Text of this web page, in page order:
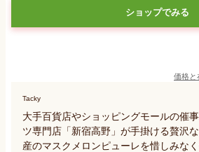
ショップでみる
価格と
Tacky
大手百貨店やショッピングモールの催
ツ専門店「新宿高野」が手掛ける贅沢
産のマスクメロンピューレを惜しみな